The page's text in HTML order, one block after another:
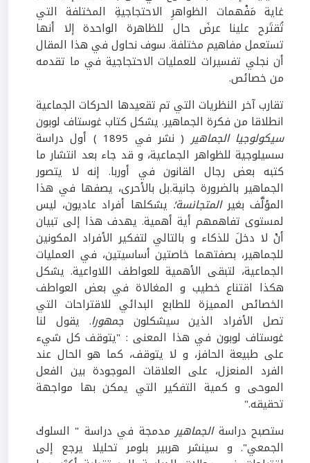
غاية مَفْهمات الظواهرِ الاحتجاجيةِ المختلفة التي
تُقتَرح علينا عرضَ حال للظاهرة الواحدة إلا أنها
تستعمل مفاهيم مختلفة. سوف نحاول في هذا المقال
أن نجلي تفسيرات للعمليات الاحتجاجية في ما تقدمه
من خصائص.
تقارب آخر النظريات التي تم تقعيدها الحركات الجماعية
انطلاقا من فكرة الجماهير. يشكل كتاب غوستاف لوبون
سيكولوجيا الجماهير
( نشر في 1895 ) أول دراسة
سسيلوجية للظواهر الجماعية، و قد جاء بعد انتشار ما
كتبه بعض رجال القانون في أوربا. إنه لا يتصور
الجماهير بالضرورة جانية.بل بالأحرى، يصفها في هذا
المؤلَّف بغير المتجانسة؛ يشكلها أفراد عاديون، ليس
لمستوى تفاهمهم أية أهمية. يهدف هذا إلى تبيان
أنْ لا دخلَ للذكاء و بالتالي لتفكير الأفراد المكونين
للجماهير، بصفتهما خاصتين أساسيتين، في العمليات
الجماعية، لتبقى الأهمية للعواطف اللاواعية. يشكل
هكذا اقتناع خطيب و المغالاة في بعض العواطف
الخصائص المميزة للطابع البدائي للاقتراحات التي
تصل الأفراد الذين سيشكلون جمهورا. يقول لنا
غوستاف لوبون في هذا المعنى : "يتوقف كل شيء
على طبيعة الحافز، و لا يتوقف، كما هو الحال عند
الفرد المنعزل، على العلاقات الموجودة بين الفعل
الموحى و كمية التفكير التي يمكن بها مواجهة
تحقيقه."
ستصبح دراسةالجماهير مدمجة في دراسة " السلوك
الجمعي". و سينشر هربير بلومر تحليلا يرجع إلى